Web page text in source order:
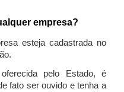
empresa?
esteja cadastrada no
pelo Estado, é
fato ser ouvido e tenha a